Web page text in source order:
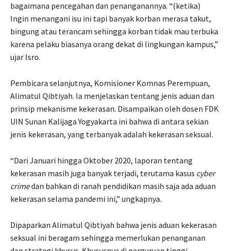
bagaimana pencegahan dan penanganannya. “(ketika)
Ingin menangani isu ini tapi banyak korban merasa takut,
bingung atau terancam sehingga korban tidak mau terbuka
karena pelaku biasanya orang dekat di lingkungan kampus,”
ujar Isro.
Pembicara selanjutnya, Komisioner Komnas Perempuan,
Alimatul Qibtiyah. Ia menjelaskan tentang jenis aduan dan
prinsip mekanisme kekerasan. Disampaikan oleh dosen FDK
UIN Sunan Kalijaga Yogyakarta ini bahwa di antara sekian
jenis kekerasan, yang terbanyak adalah kekerasan seksual.
“Dari Januari hingga Oktober 2020, laporan tentang
kekerasan masih juga banyak terjadi, terutama kasus cyber
crimedan bahkan di ranah pendidikan masih saja ada aduan
kekerasan selama pandemi ini,” ungkapnya.
Dipaparkan Alimatul Qibtiyah bahwa jenis aduan kekerasan
seksual ini beragam sehingga memerlukan penanganan